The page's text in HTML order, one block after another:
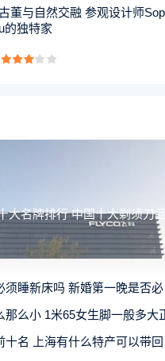
董与自然交融 参观设计师
u的独特家
大名牌排行 中国十大剃须刀
须睡新床吗 新婚第一晚是否必
那么小 1米65女生脚一般多大
十名 上海有什么特产可以带回